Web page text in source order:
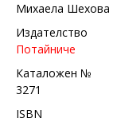
Михаела Шехова
Издателство
Потайниче
Каталожен №
3271
ISBN